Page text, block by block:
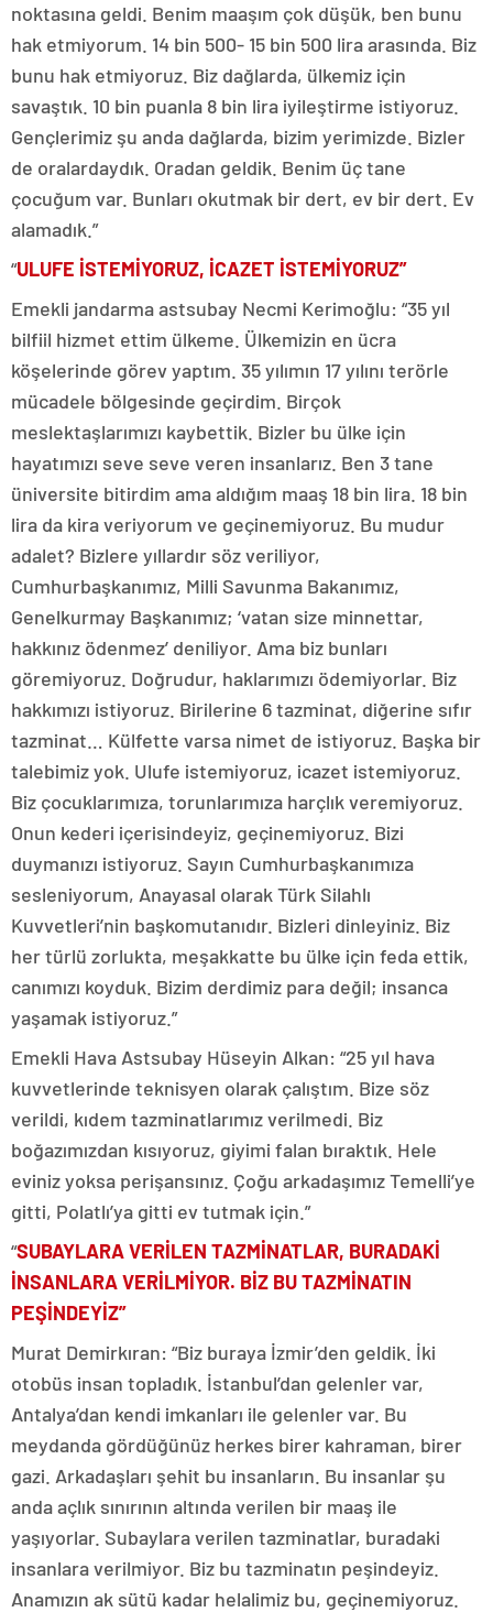
noktasına geldi. Benim maaşım çok düşük, ben bunu
hak etmiyorum. 14 bin 500- 15 bin 500 lira arasında. Biz
bunu hak etmiyoruz. Biz dağlarda, ülkemiz için
savaştık. 10 bin puanla 8 bin lira iyileştirme istiyoruz.
Gençlerimiz şu anda dağlarda, bizim yerimizde. Bizler
de oralardaydık. Oradan geldik. Benim üç tane
çocuğum var. Bunları okutmak bir dert, ev bir dert. Ev
alamadık.”
“ULUFE İSTEMİYORUZ, İCAZET İSTEMİYORUZ”
Emekli jandarma astsubay Necmi Kerimoğlu: “35 yıl
bilfiil hizmet ettim ülkeme. Ülkemizin en ücra
köşelerinde görev yaptım. 35 yılımın 17 yılını terörle
mücadele bölgesinde geçirdim. Birçok
meslektaşlarımızı kaybettik. Bizler bu ülke için
hayatımızı seve seve veren insanlarız. Ben 3 tane
üniversite bitirdim ama aldığım maaş 18 bin lira. 18 bin
lira da kira veriyorum ve geçinemiyoruz. Bu mudur
adalet? Bizlere yıllardır söz veriliyor,
Cumhurbaşkanımız, Milli Savunma Bakanımız,
Genelkurmay Başkanımız; ‘vatan size minnettar,
hakkınız ödenmez’ deniliyor. Ama biz bunları
göremiyoruz. Doğrudur, haklarımızı ödemiyorlar. Biz
hakkımızı istiyoruz. Birilerine 6 tazminat, diğerine sıfır
tazminat… Külfette varsa nimet de istiyoruz. Başka bir
talebimiz yok. Ulufe istemiyoruz, icazet istemiyoruz.
Biz çocuklarımıza, torunlarımıza harçlık veremiyoruz.
Onun kederi içerisindeyiz, geçinemiyoruz. Bizi
duymanızı istiyoruz. Sayın Cumhurbaşkanımıza
sesleniyorum, Anayasal olarak Türk Silahlı
Kuvvetleri’nin başkomutanıdır. Bizleri dinleyiniz. Biz
her türlü zorlukta, meşakkatte bu ülke için feda ettik,
canımızı koyduk. Bizim derdimiz para değil; insanca
yaşamak istiyoruz.”
Emekli Hava Astsubay Hüseyin Alkan: “25 yıl hava
kuvvetlerinde teknisyen olarak çalıştım. Bize söz
verildi, kıdem tazminatlarımız verilmedi. Biz
boğazımızdan kısıyoruz, giyimi falan bıraktık. Hele
eviniz yoksa perişansınız. Çoğu arkadaşımız Temelli’ye
gitti, Polatlı’ya gitti ev tutmak için.”
“SUBAYLARA VERİLEN TAZMİNATLAR, BURADAKİ
İNSANLARA VERİLMİYOR. BİZ BU TAZMİNATIN
PEŞİNDEYİZ”
Murat Demirkıran: “Biz buraya İzmir’den geldik. İki
otobüs insan topladık. İstanbul’dan gelenler var,
Antalya’dan kendi imkanları ile gelenler var. Bu
meydanda gördüğünüz herkes birer kahraman, birer
gazi. Arkadaşları şehit bu insanların. Bu insanlar şu
anda açlık sınırının altında verilen bir maaş ile
yaşıyorlar. Subaylara verilen tazminatlar, buradaki
insanlara verilmiyor. Biz bu tazminatın peşindeyiz.
Anamızın ak sütü kadar helalimiz bu, geçinemiyoruz.